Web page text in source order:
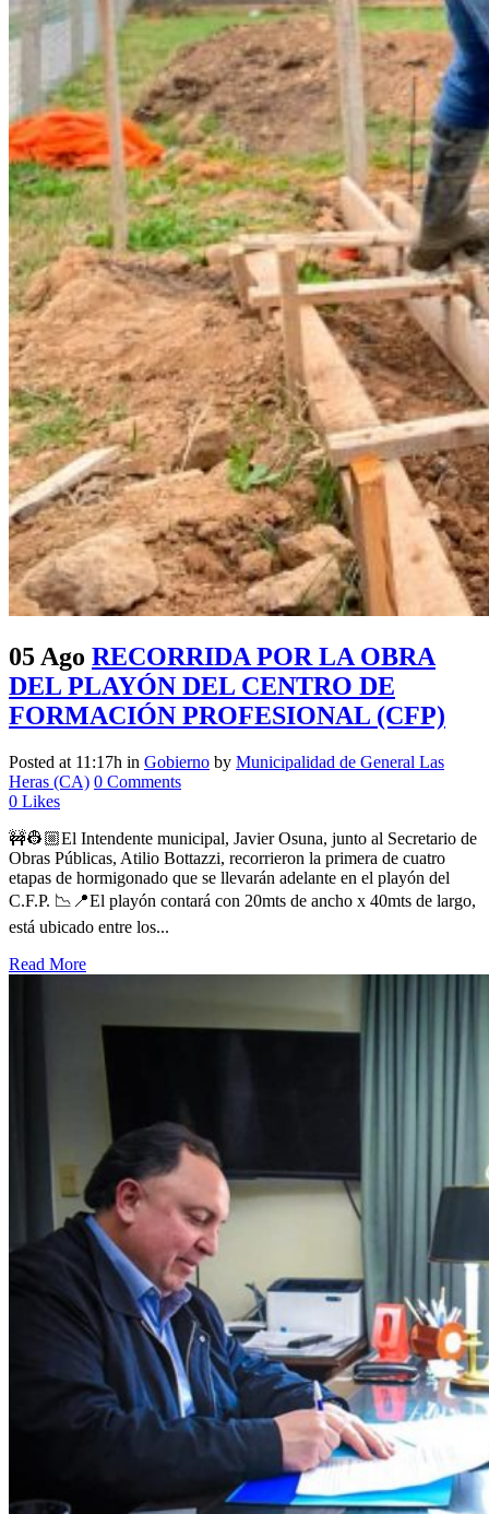
05 Ago RECORRIDA POR LA OBRA
DEL PLAYÓN DEL CENTRO DE
FORMACIÓN PROFESIONAL (CFP)
Posted at 11:17h in Gobierno by Municipalidad de General Las
Heras (CA) 0 Comments
0 Likes
🚧👷🏼El Intendente municipal, Javier Osuna, junto al Secretario de
Obras Públicas, Atilio Bottazzi, recorrieron la primera de cuatro
etapas de hormigonado que se llevarán adelante en el playón del
C.F.P. 📉📍El playón contará con 20mts de ancho x 40mts de largo,
está ubicado entre los...
Read More